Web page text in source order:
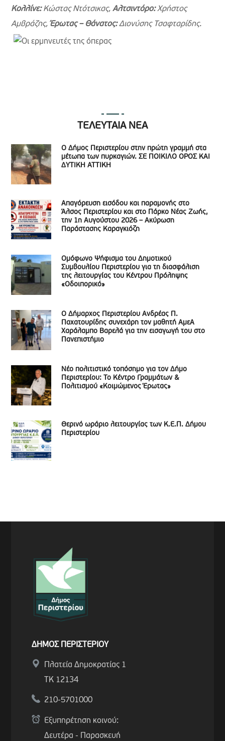
Κολλίνε:Κώστας Ντότσικας,Αλτσιντόρο:Χρήστος
Αμβράζης,Έρωτας – Θάνατος:Διονύσης Τσαφταρίδης.
ΤΕΛΕΥΤΑΙΑ ΝΕΑ
Ο Δήμος Περιστερίου στην πρώτη γραμμή στα
μέτωπα των πυρκαγιών. ΣΕ ΠΟΙΚΙΛΟ ΟΡΟΣ ΚΑΙ
ΔΥΤΙΚΗ ΑΤΤΙΚΗ
Απαγόρευση εισόδου και παραμονής στο
Άλσος Περιστερίου και στο Πάρκο Νέας Ζωής,
την 1η Αυγούστου 2026 – Ακύρωση
Παράστασης Καραγκιόζη
Ομόφωνο Ψήφισμα του Δημοτικού
Συμβουλίου Περιστερίου για τη διασφάλιση
της λειτουργίας του Κέντρου Πρόληψης
«Οδοιπορικό»
Ο Δήμαρχος Περιστερίου Ανδρέας Π.
Παχατουρίδης συνεχάρη τον μαθητή ΑμεΑ
Χαράλαμπο Βαρελά για την εισαγωγή του στο
Πανεπιστήμιο
Νέο πολιτιστικό τοπόσημο για τον Δήμο
Περιστερίου: Το Κέντρο Γραμμάτων &
Πολιτισμού «Κοιμώμενος Έρωτας»
Θερινό ωράριο λειτουργίας των Κ.Ε.Π. Δήμου
Περιστερίου
ΔΗΜΟΣ ΠΕΡΙΣΤΕΡΙΟΥ
Πλατεία Δημοκρατίας 1
ΤΚ 12134
210-5701000
Εξυπηρέτηση κοινού:
Δευτέρα - Παρασκευή